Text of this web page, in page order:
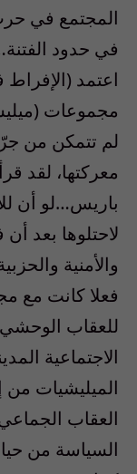
المجتمع في
في حدود
اعتمد
مجموعات
لم تتمكن من
معركتها، لقد
لاحتلوها بعد
والأمنية
فعلا كانت مع
للعقاب
الاجتماعية
الميليشيات
العقاب
السياسة من